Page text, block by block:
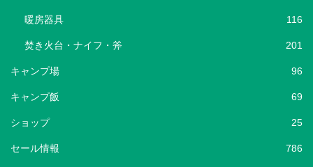
暖房器具 116
焚き火台・ナイフ・斧 201
キャンプ場 96
キャンプ飯 69
ショップ 25
セール情報 786